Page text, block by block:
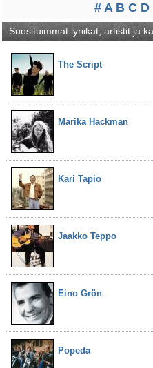
# A B C D
Suosituimmat lyriikat, artistit ja
The Script
Marika Hackman
Kari Tapio
Jaakko Teppo
Eino Grön
Popeda